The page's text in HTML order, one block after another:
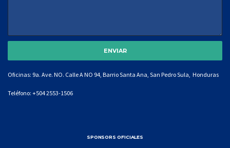
Oficinas: 9a. Ave. NO. Calle A NO 94, Barrio Santa Ana, San Pedro Sula, Honduras
Teléfono: +504 2553-1506
SPONSORS OFICIALES